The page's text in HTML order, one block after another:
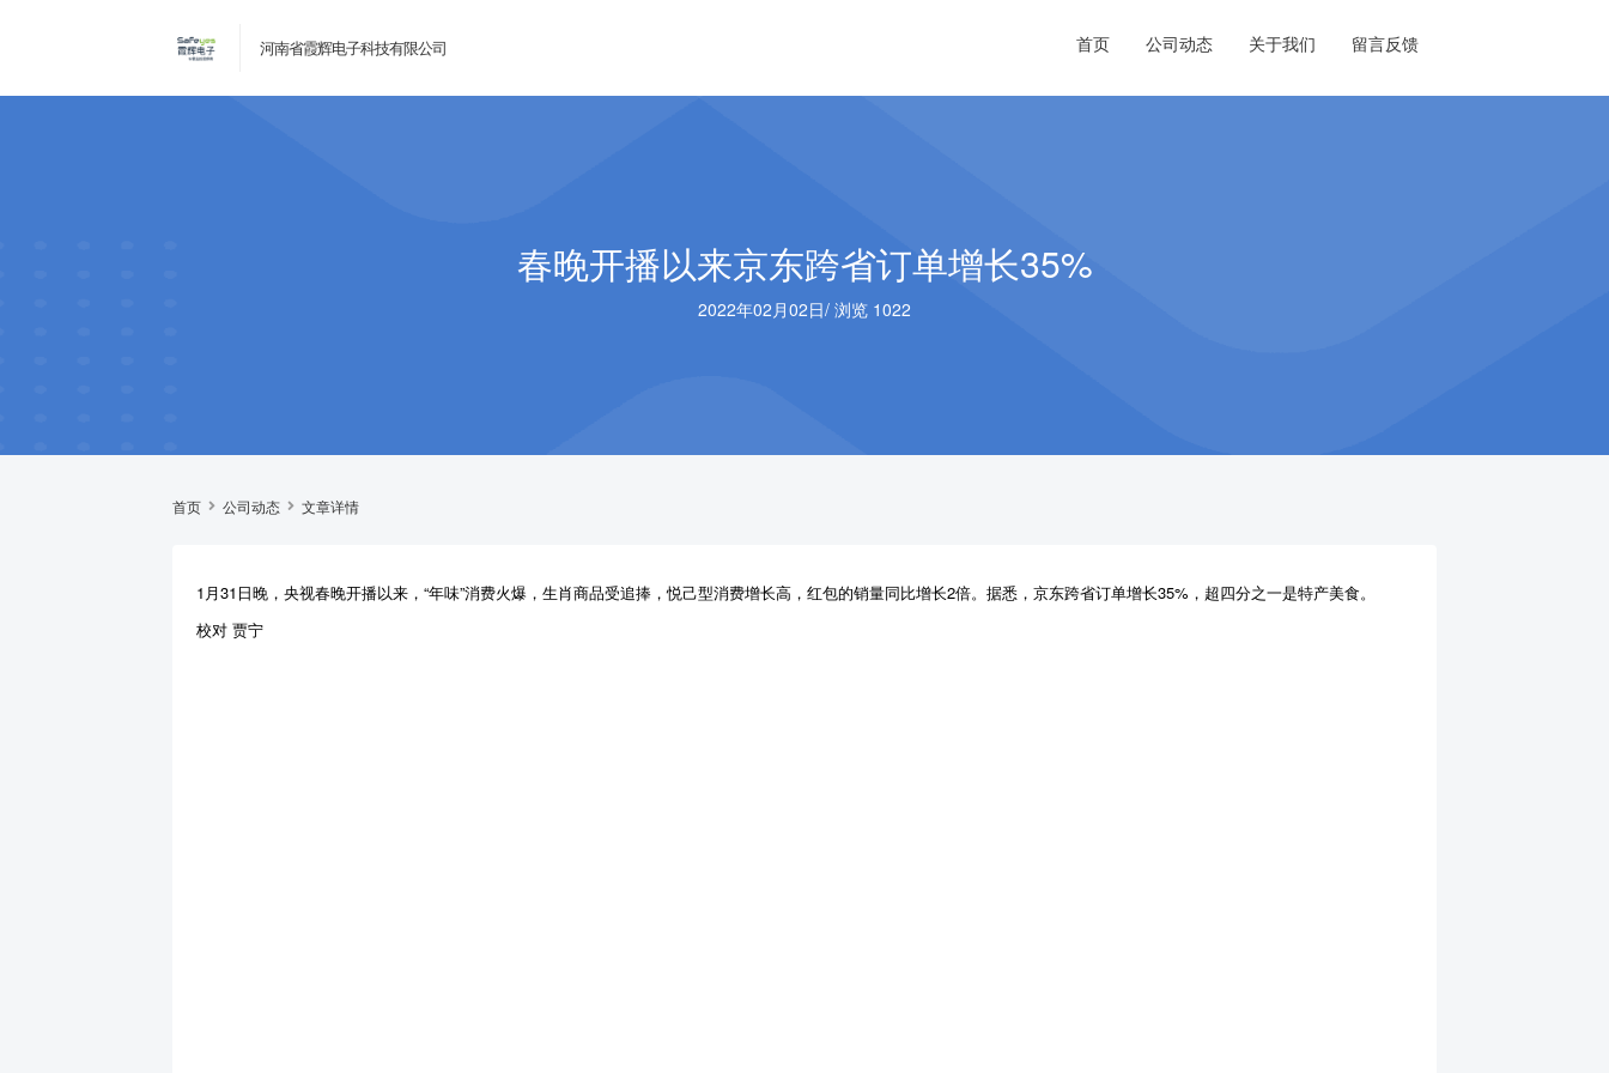
河南省霞辉电子科技有限公司 首页 公司动态 关于我们 留言反馈
春晚开播以来京东跨省订单增长35%
2022年02月02日/ 浏览 1022
首页 公司动态 文章详情
1月31日晚，央视春晚开播以来，“年味”消费火爆，生肖商品受追捧，悦己型消费增长高，红包的销量同比增长2倍。据悉，京东跨省订单增长35%，超四分之一是特产美食。
校对 贾宁